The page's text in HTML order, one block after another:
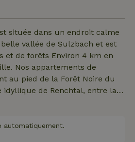
située dans un endroit calme
vallée de Sulzbach et est
et de forêts Environ 4 km en
Nos appartements de
au pied de la Forêt Noire du
idyllique de Renchtal, entre la
Noire et la plaine du Rhin.
et les vététistes. Profite de
de Sulzbach depuis ton
automatiquement.